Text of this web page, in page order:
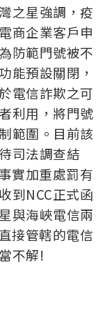
之星強調，疫
商企業客戶申
防範門號被不
能預設關閉，
電信詐欺之可
利用，將門號
範圍。目前該
司法調查結
實加重處罰有
到NCC正式函
與海峽電信兩
接管轄的電信
不解!